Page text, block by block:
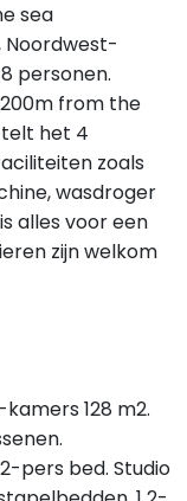
sea
Noordwest-
personen.
from the
telt het 4
zoals
wasdroger
alles voor een
zijn welkom
128 m2.
pers bed. Studio